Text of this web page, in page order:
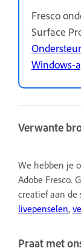
Fresco
Surface
Windows-
Verwante
We hebben je
Adobe Fresco.
creatief aan de
livepenselen,
Praat met